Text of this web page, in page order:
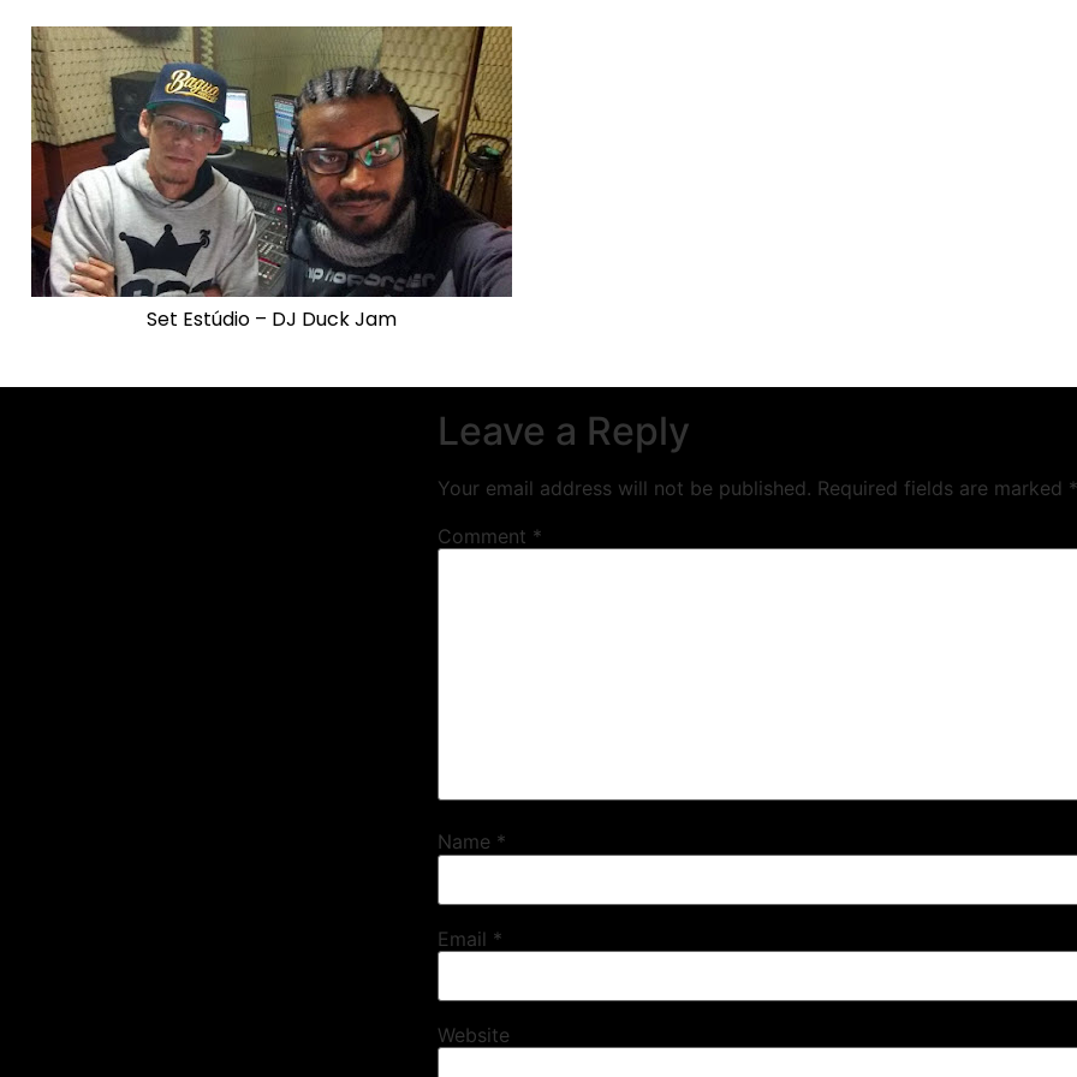
Set Estúdio – DJ Duck Jam
Leave a Reply
Your email address will not be published. Required fields are marked *
Comment *
Name *
Email *
Website